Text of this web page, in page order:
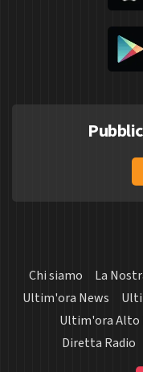
Chi siamo La
Ultim'ora News
Ultim'ora Alto
Diretta Radio